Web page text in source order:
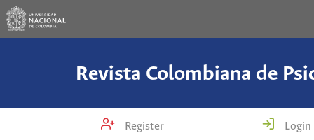
Revista Colombiana de
Register Login